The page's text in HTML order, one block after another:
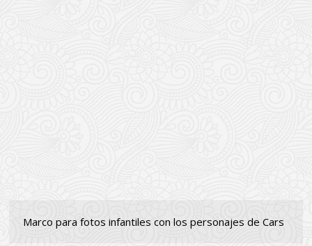
Marco para fotos infantiles con los personajes de Cars